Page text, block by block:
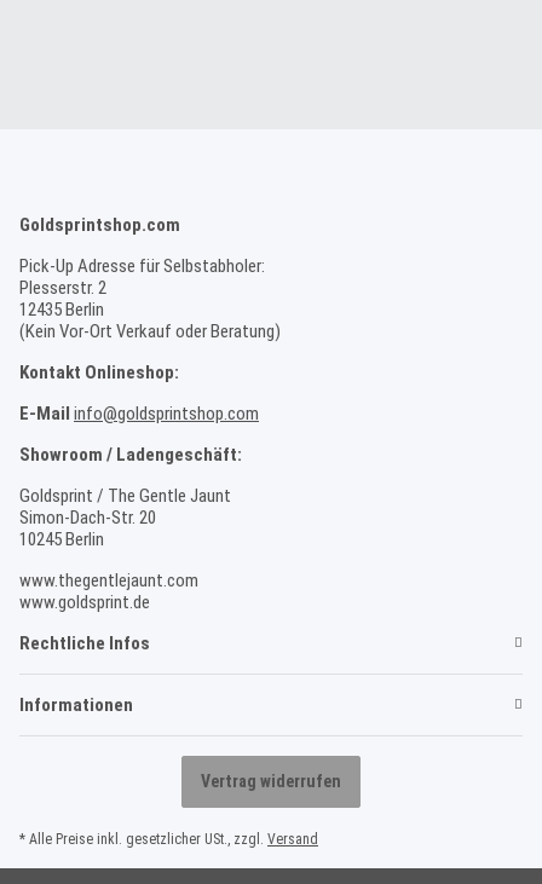
Goldsprintshop.com
Pick-Up Adresse für Selbstabholer:
Plesserstr. 2
12435 Berlin
(Kein Vor-Ort Verkauf oder Beratung)
Kontakt Onlineshop:
E-Mail info@goldsprintshop.com
Showroom / Ladengeschäft:
Goldsprint / The Gentle Jaunt
Simon-Dach-Str. 20
10245 Berlin
www.thegentlejaunt.com
www.goldsprint.de
Rechtliche Infos
Informationen
Vertrag widerrufen
* Alle Preise inkl. gesetzlicher USt., zzgl. Versand